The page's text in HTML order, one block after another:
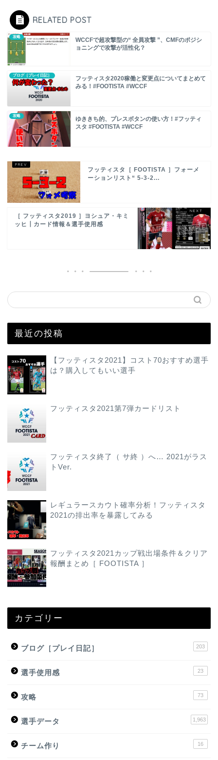
RELATED POST
攻略
WCCFで超攻撃型の“ 全員攻撃 ”、CMFのポジシ
ョニングで攻撃が活性化？
ブログ［プレイ日記］
フッティスタ2020稼働と変更点についてまとめて
みる！#FOOTISTA #WCCF
攻略
ゆききち的、プレスボタンの使い方！#フッティ
スタ #FOOTISTA #WCCF
フッティスタ［ FOOTISTA ］フォーメ
ーションリスト“ 5-3-2...
［ フッティスタ2019 ］ヨシュア・キミ
ッヒ┃カード情報＆選手使用感
最近の投稿
【フッティスタ2021】コスト70おすすめ選手
は？購入してもいい選手
フッティスタ2021第7弾カードリスト
フッティスタ終了（ サ終 ）へ… 2021がラス
トVer.
レギュラースカウト確率分析！フッティスタ
2021の排出率を暴露してみる
フッティスタ2021カップ戦出場条件＆クリア
報酬まとめ［ FOOTISTA ］
カテゴリー
ブログ［プレイ日記］ 203
選手使用感 23
攻略 73
選手データ 1,963
チーム作り 16